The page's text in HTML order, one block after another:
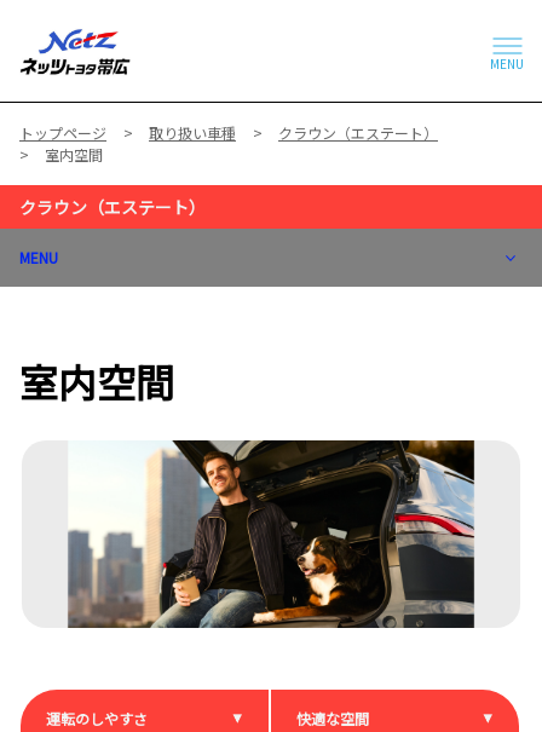
MENU
トップページ 取り扱い車種
クラウン（エステート）
室内空間
クラウン（エステート）
MENU
室内空間
運転のしやすさ 快適な空間